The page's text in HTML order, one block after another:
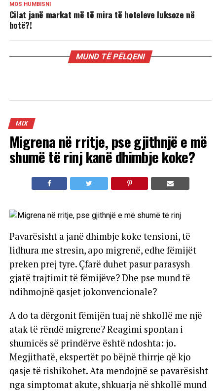
MOS HUMBISNI
Cilat janë markat më të mira të hoteleve luksoze në
botë?!
MUND TË PËLQENI
MIX
Migrena në rritje, pse gjithnjë e më
shumë të rinj kanë dhimbje koke?
Pavarësisht a janë dhimbje koke tensioni, të
lidhura me stresin, apo migrenë, edhe fëmijët
preken prej tyre. Çfarë duhet pasur parasysh
gjatë trajtimit të fëmijëve? Dhe pse mund të
ndihmojnë qasjet jokonvencionale?
A do ta dërgonit fëmijën tuaj në shkollë me një
atak të rëndë migrene? Reagimi spontan i
shumicës së prindërve është ndoshta: jo.
Megjithatë, ekspertët po bëjnë thirrje që kjo
qasje të rishikohet. Ata mendojnë se pavarësisht
nga simptomat akute, shkuarja në shkollë mund